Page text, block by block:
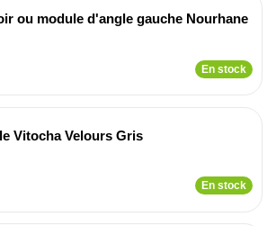
ou module d'angle gauche Nourhane
En stock
Vitocha Velours Gris
En stock